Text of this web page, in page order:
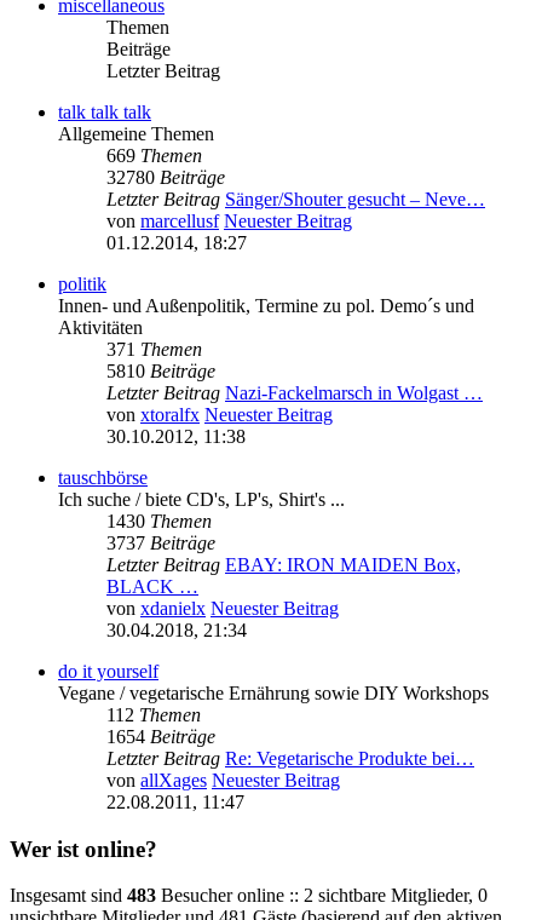
miscellaneous
Themen
Beiträge
Letzter Beitrag
talk talk talk
Allgemeine Themen
669 Themen
32780 Beiträge
Letzter Beitrag Sänger/Shouter gesucht – Neve…
von marcellusf Neuester Beitrag
01.12.2014, 18:27
politik
Innen- und Außenpolitik, Termine zu pol. Demo´s und
Aktivitäten
371 Themen
5810 Beiträge
Letzter Beitrag Nazi-Fackelmarsch in Wolgast …
von xtoralfx Neuester Beitrag
30.10.2012, 11:38
tauschbörse
Ich suche / biete CD's, LP's, Shirt's ...
1430 Themen
3737 Beiträge
Letzter Beitrag EBAY: IRON MAIDEN Box,
BLACK …
von xdanielx Neuester Beitrag
30.04.2018, 21:34
do it yourself
Vegane / vegetarische Ernährung sowie DIY Workshops
112 Themen
1654 Beiträge
Letzter Beitrag Re: Vegetarische Produkte bei…
von allXages Neuester Beitrag
22.08.2011, 11:47
Wer ist online?
Insgesamt sind 483 Besucher online :: 2 sichtbare Mitglieder, 0